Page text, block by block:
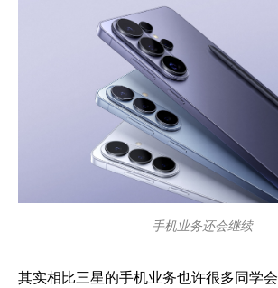
手机业务还会继续
其实相比三星的手机业务也许很多同学